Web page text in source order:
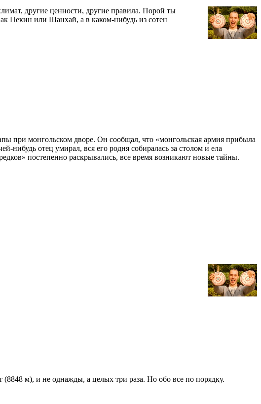
другие ценности, другие правила. Порой ты
Пекин или Шанхай, а в каком-нибудь из сотен
при монгольском дворе. Он сообщал, что «монгольская армия прибыла
нибудь отец умирал, вся его родня собиралась за столом и ела
постепенно раскрывались, все время возникают новые тайны.
м), и не однажды, а целых три раза. Но обо все по порядку.